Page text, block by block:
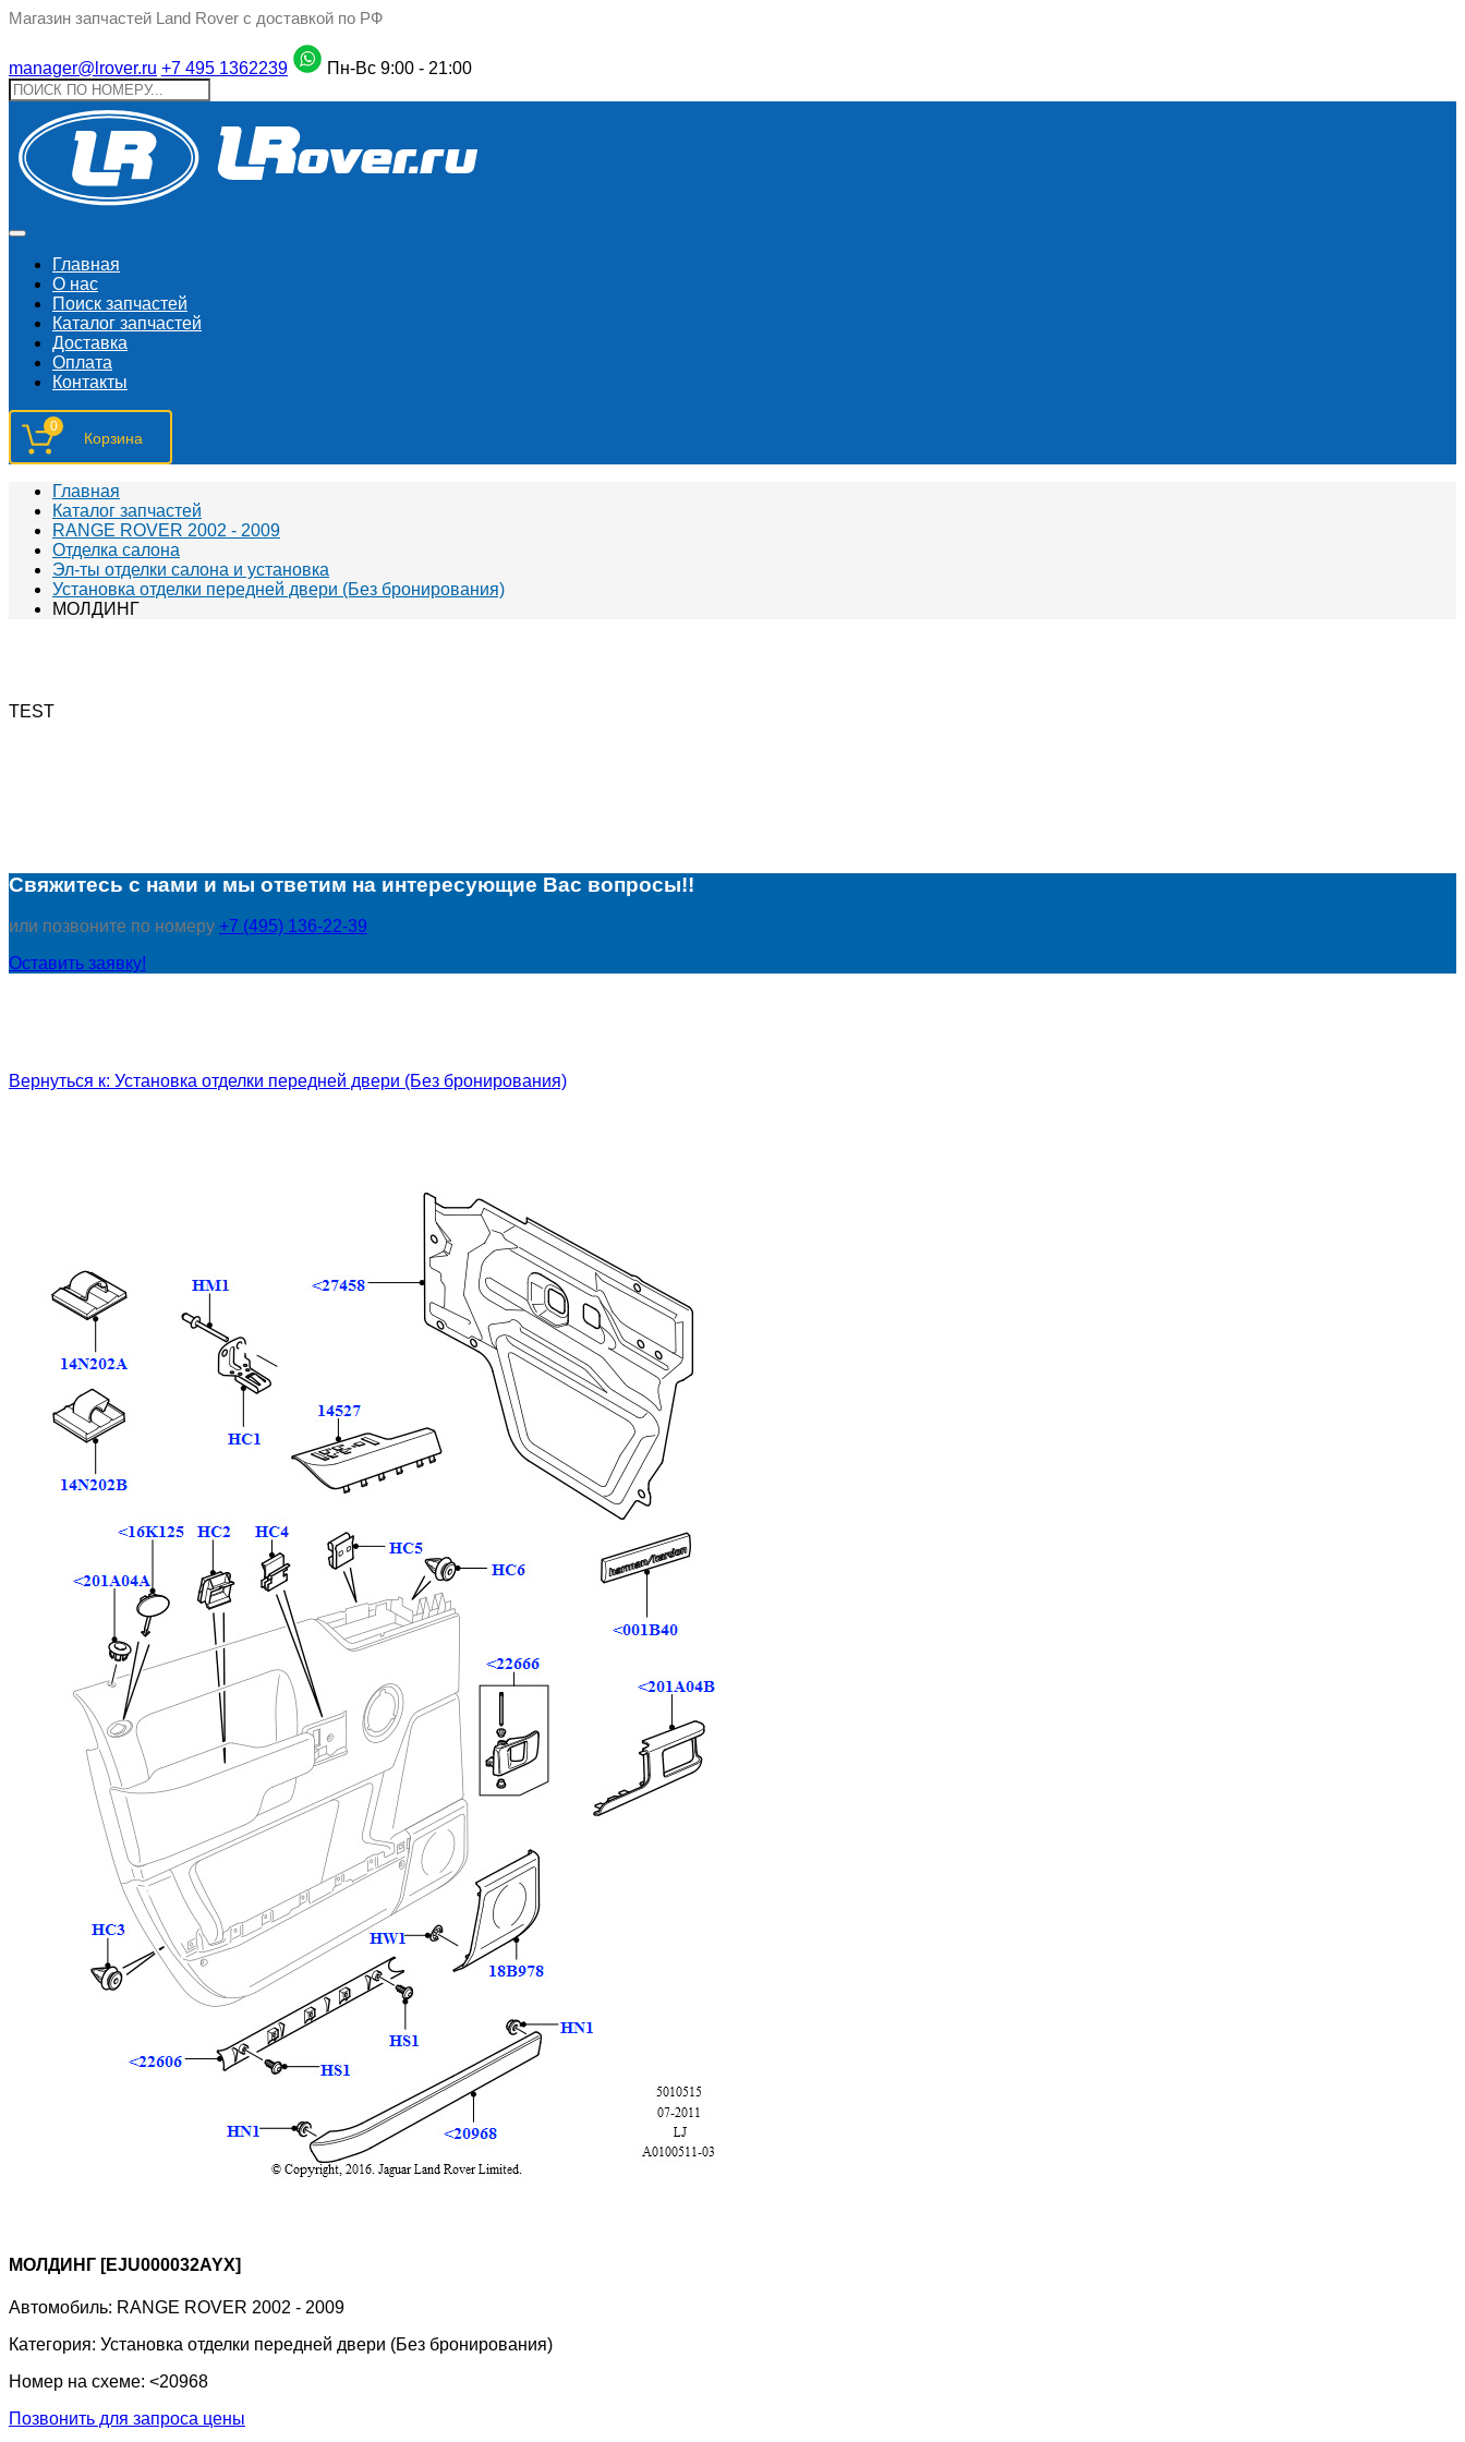
Магазин запчастей Land Rover с доставкой по РФ
manager@lrover.ru +7 495 1362239 Пн-Вс 9:00 - 21:00
Главная
О нас
Поиск запчастeй
Каталог запчастей
Доставка
Оплата
Контакты
0
Главная
Каталог запчастей
RANGE ROVER 2002 - 2009
Отделка салона
Эл-ты отделки салона и установка
Установка отделки передней двери (Без бронирования)
МОЛДИНГ
TEST
Свяжитесь с нами и мы ответим на интересующие Вас вопросы!!
или позвоните по номеру +7 (495) 136-22-39
Оставить заявку!
Вернуться к: Установка отделки передней двери (Без бронирования)
МОЛДИНГ [EJU000032AYX]
Автомобиль: RANGE ROVER 2002 - 2009
Категория: Установка отделки передней двери (Без бронирования)
Номер на схеме: <20968
Позвонить для запроса цены